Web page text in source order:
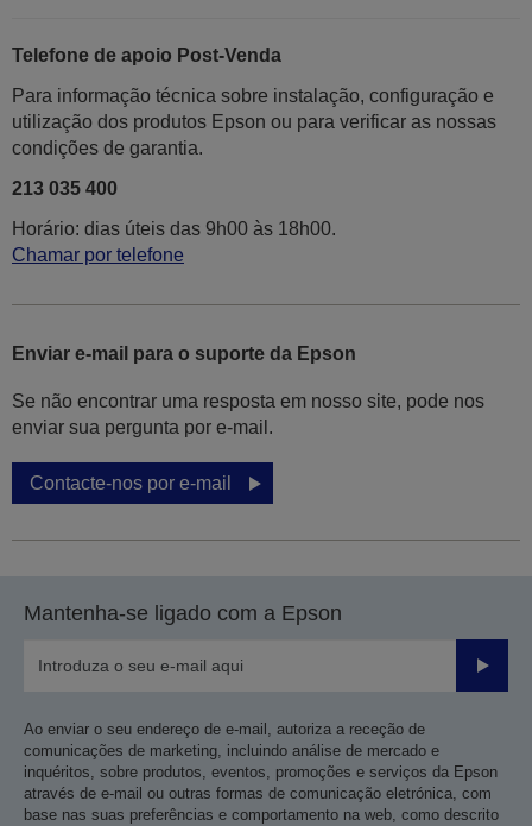
Telefone de apoio Post-Venda
Para informação técnica sobre instalação, configuração e
utilização dos produtos Epson ou para verificar as nossas
condições de garantia.
213 035 400
Horário: dias úteis das 9h00 às 18h00.
Chamar por telefone
Enviar e-mail para o suporte da Epson
Se não encontrar uma resposta em nosso site, pode nos
enviar sua pergunta por e-mail.
Contacte-nos por e-mail
Mantenha-se ligado com a Epson
Enviar
Ao enviar o seu endereço de e-mail, autoriza a receção de
comunicações de marketing, incluindo análise de mercado e
inquéritos, sobre produtos, eventos, promoções e serviços da Epson
através de e-mail ou outras formas de comunicação eletrónica, com
base nas suas preferências e comportamento na web, como descrito